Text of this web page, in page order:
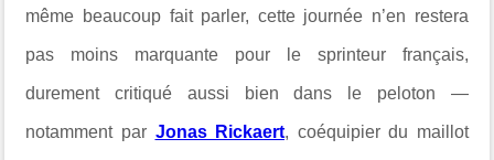
même beaucoup fait parler, cette journée n’en restera
pas moins marquante pour le sprinteur français,
durement critiqué aussi bien dans le peloton —
notamment par Jonas Rickaert, coéquipier du maillot